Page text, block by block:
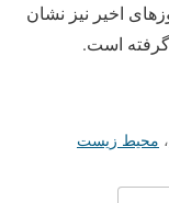
اخیر نیز نشان
است.
، محیط زیست